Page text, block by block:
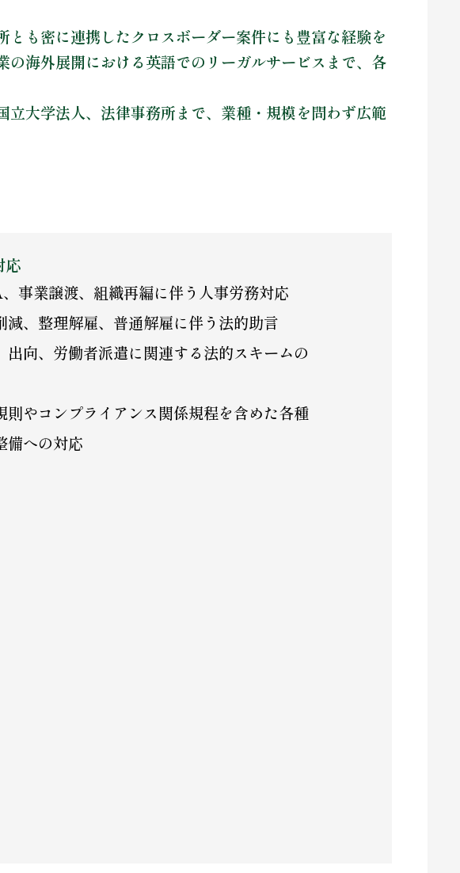
も密に連携したクロスボーダー案件にも豊富な経験を
海外展開における英語でのリーガルサービスまで、各
大学法人、法律事務所まで、業種・規模を問わず広範
応
事業譲渡、組織再編に伴う人事労務対応
減、整理解雇、普通解雇に伴う法的助言
出向、労働者派遣に関連する法的スキームの
則やコンプライアンス関係規程を含めた各種
備への対応